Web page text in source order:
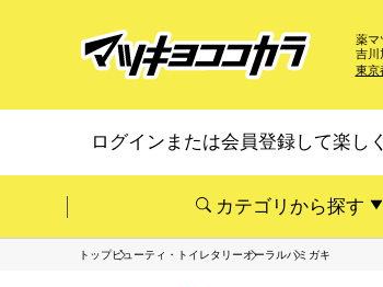
薬マ
吉川
東京
ログインまたは会員登録して楽し
カテゴリから探す
トップビューティ・トイレタリーオーラルハミガキ